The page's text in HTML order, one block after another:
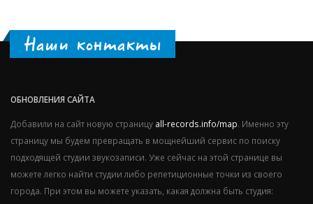
Наши контакты
ОБНОВЛЕНИЯ САЙТА
Добавили на сайт новую страницу all-records.info/map. Именно эту
страницу мы будем превращать в мощнейший сервис по поиску
подходящей студии звукозаписи. Уже сейчас на этой странице вы
можете легко найти студии либо репетиционные точки из своего
города. При этом вы можете указать, какая должна быть студия: